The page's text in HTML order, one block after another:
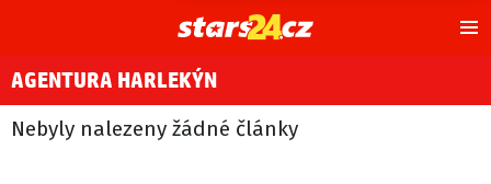
AGENTURA HARLEKÝN
Nebyly nalezeny žádné články